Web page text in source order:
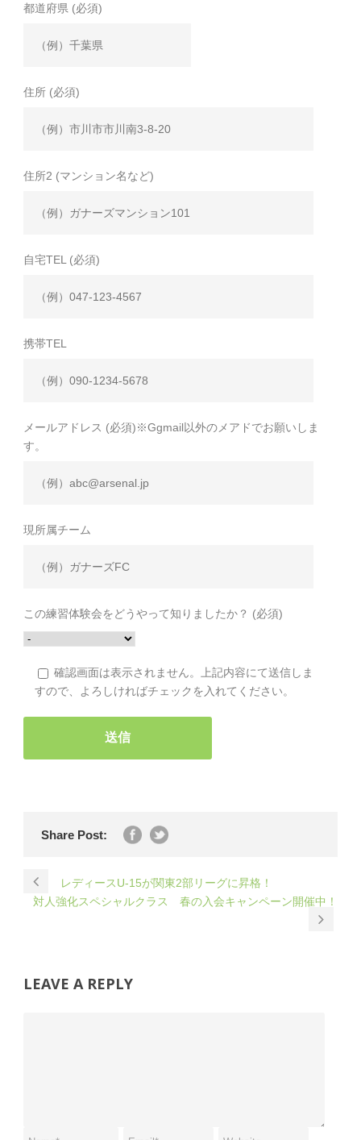
都道府県 (必須)
住所 (必須)
住所2 (マンション名など)
自宅TEL (必須)
携帯TEL
メールアドレス (必須)※Ggmail以外のメアドでお願いしま
す。
現所属チーム
この練習体験会をどうやって知りましたか？ (必須)
確認画面は表示されません。上記内容にて送信しま
すので、よろしければチェックを入れてください。
Share Post:
レディースU-15が関東2部リーグに昇格！
対人強化スペシャルクラス 春の入会キャンペーン開催中！
LEAVE A REPLY